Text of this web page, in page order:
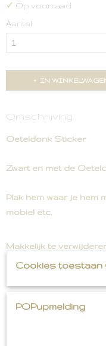
✓ Op voorraad
Aantal
IN
Omschrijving
Oeteldonk Sticker
Zwart en met de
Plak hem waar je hem
mobiel etc.
Makkelijk te
buitengebruik.
8,5 bij 5,5 cm
Cookies toestaan
POPupmelding